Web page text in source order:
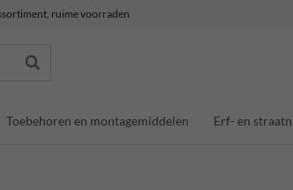
ruime voorraden
Toebehoren en montagemiddelen Erf- en